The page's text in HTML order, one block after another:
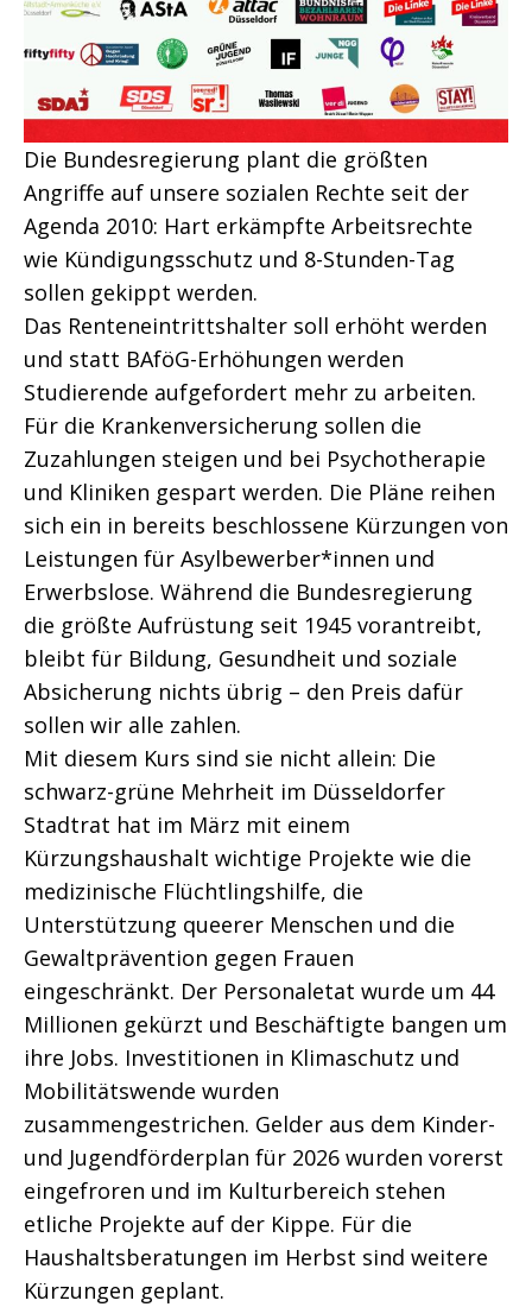
Die Bundesregierung plant die größten
Angriffe auf unsere sozialen Rechte seit der
Agenda 2010: Hart erkämpfte Arbeitsrechte
wie Kündigungsschutz und 8-Stunden-Tag
sollen gekippt werden.
Das Renteneintrittshalter soll erhöht werden
und statt BAföG-Erhöhungen werden
Studierende aufgefordert mehr zu arbeiten.
Für die Krankenversicherung sollen die
Zuzahlungen steigen und bei Psychotherapie
und Kliniken gespart werden. Die Pläne reihen
sich ein in bereits beschlossene Kürzungen von
Leistungen für Asylbewerber*innen und
Erwerbslose. Während die Bundesregierung
die größte Aufrüstung seit 1945 vorantreibt,
bleibt für Bildung, Gesundheit und soziale
Absicherung nichts übrig – den Preis dafür
sollen wir alle zahlen.
Mit diesem Kurs sind sie nicht allein: Die
schwarz-grüne Mehrheit im Düsseldorfer
Stadtrat hat im März mit einem
Kürzungshaushalt wichtige Projekte wie die
medizinische Flüchtlingshilfe, die
Unterstützung queerer Menschen und die
Gewaltprävention gegen Frauen
eingeschränkt. Der Personaletat wurde um 44
Millionen gekürzt und Beschäftigte bangen um
ihre Jobs. Investitionen in Klimaschutz und
Mobilitätswende wurden
zusammengestrichen. Gelder aus dem Kinder-
und Jugendförderplan für 2026 wurden vorerst
eingefroren und im Kulturbereich stehen
etliche Projekte auf der Kippe. Für die
Haushaltsberatungen im Herbst sind weitere
Kürzungen geplant.